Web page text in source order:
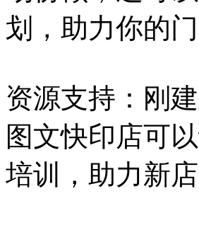
划，助力你的
资源支持：刚
图文快印店可
培训，助力新